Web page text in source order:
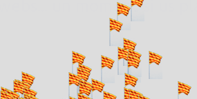
un moment si us